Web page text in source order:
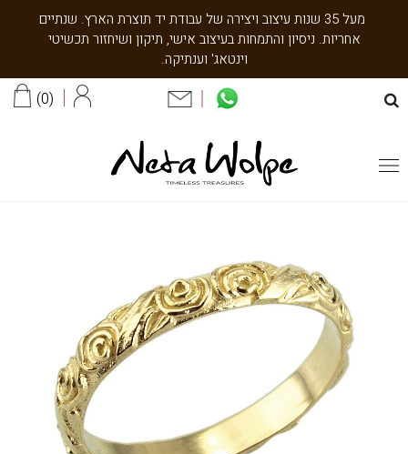
מעל 35 שנות עיצוב ויצירה של עבודת יד תוצרת הארץ. שנתיים
אחריות. ניסיון והתמחות בעיצוב אישי, תיקון ושיחזור תכשיטי
וינטאג' וענתיקה.
0